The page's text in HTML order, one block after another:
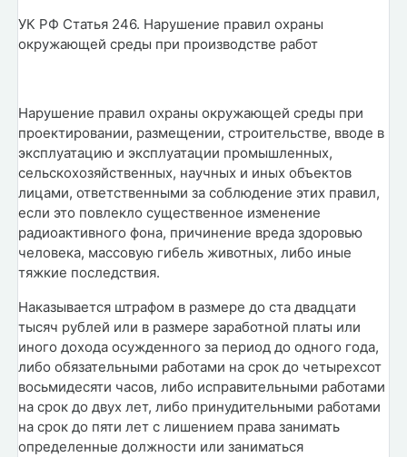
УК РФ Статья 246. Нарушение правил охраны
окружающей среды при производстве работ
Нарушение правил охраны окружающей среды при
проектировании, размещении, строительстве, вводе в
эксплуатацию и эксплуатации промышленных,
сельскохозяйственных, научных и иных объектов
лицами, ответственными за соблюдение этих правил,
если это повлекло существенное изменение
радиоактивного фона, причинение вреда здоровью
человека, массовую гибель животных, либо иные
тяжкие последствия.
Наказывается штрафом в размере до ста двадцати
тысяч рублей или в размере заработной платы или
иного дохода осужденного за период до одного года,
либо обязательными работами на срок до четырехсот
восьмидесяти часов, либо исправительными работами
на срок до двух лет, либо принудительными работами
на срок до пяти лет с лишением права занимать
определенные должности или заниматься